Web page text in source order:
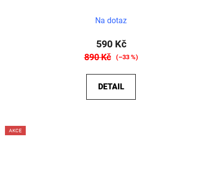
Na dotaz
590 Kč
890 Kč (–33 %)
DETAIL
AKCE